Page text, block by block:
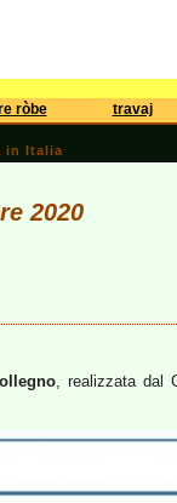
ròbe travaj
in Italia
2020
, realizzata dal